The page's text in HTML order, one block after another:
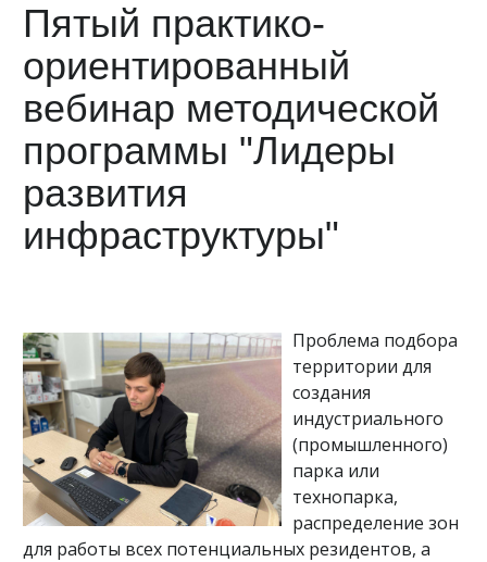
Пятый практико-
ориентированный
вебинар методической
программы "Лидеры
развития
инфраструктуры"
Проблема подбора
территории для
создания
индустриального
(промышленного)
парка или
технопарка,
распределение зон
для работы всех потенциальных резидентов, а